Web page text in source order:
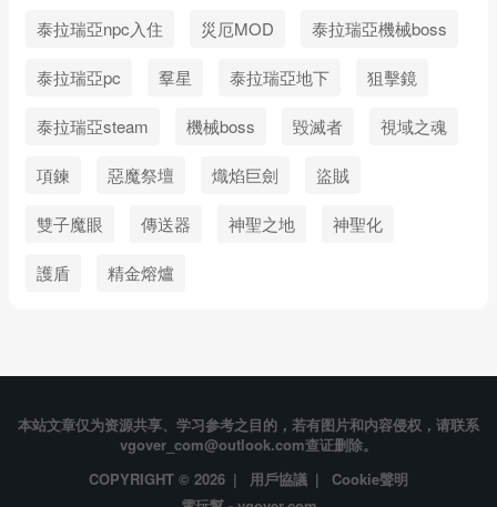
泰拉瑞亞npc入住 災厄MOD 泰拉瑞亞機械boss
泰拉瑞亞pc 羣星 泰拉瑞亞地下 狙擊鏡
泰拉瑞亞steam 機械boss 毀滅者 視域之魂
項鍊 惡魔祭壇 熾焰巨劍 盜賊
雙子魔眼 傳送器 神聖之地 神聖化
護盾 精金熔爐
本站文章仅为资源共享、学习参考之目的，若有图片和内容侵权，请联系
vgover_com@outlook.com查证删除。
COPYRIGHT © 2026 | 用戶協議 | Cookie聲明